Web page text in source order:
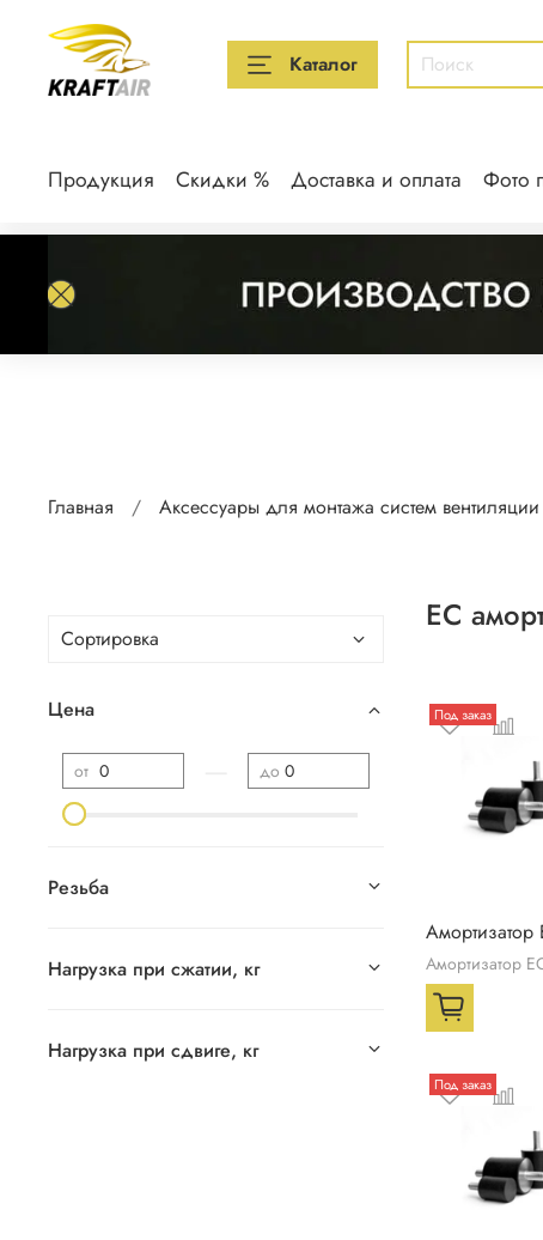
Каталог
Продукция Скидки % Доставка и оплата Фото
Главная Аксессуары для монтажа систем вентиляции
ЕС
Под заказ
Амортизатор
Под заказ
Цена
от до
Резьба
Нагрузка при сжатии, кг
Нагрузка при сдвиге, кг